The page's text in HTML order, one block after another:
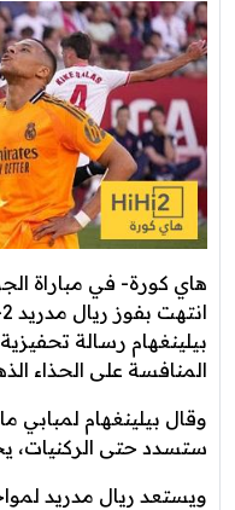
بيلينغهام رسالة
المنافسة على الحذاء
وقال بيلينغهام لمبابي
ستسدد حتى الركنيات،
ويستعد ريال مدريد